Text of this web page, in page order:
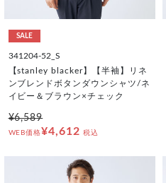
SALE
341204-52_S
【stanley blacker】【半袖】リネ
ンブレンドボタンダウンシャツ/ネ
イビー＆ブラウン×チェック
¥6,589
WEB価格¥4,612 税込